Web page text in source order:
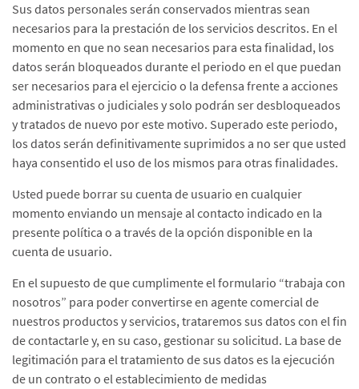
Sus datos personales serán conservados mientras sean
necesarios para la prestación de los servicios descritos. En el
momento en que no sean necesarios para esta finalidad, los
datos serán bloqueados durante el periodo en el que puedan
ser necesarios para el ejercicio o la defensa frente a acciones
administrativas o judiciales y solo podrán ser desbloqueados
y tratados de nuevo por este motivo. Superado este periodo,
los datos serán definitivamente suprimidos a no ser que usted
haya consentido el uso de los mismos para otras finalidades.
Usted puede borrar su cuenta de usuario en cualquier
momento enviando un mensaje al contacto indicado en la
presente política o a través de la opción disponible en la
cuenta de usuario.
En el supuesto de que cumplimente el formulario “trabaja con
nosotros” para poder convertirse en agente comercial de
nuestros productos y servicios, trataremos sus datos con el fin
de contactarle y, en su caso, gestionar su solicitud. La base de
legitimación para el tratamiento de sus datos es la ejecución
de un contrato o el establecimiento de medidas